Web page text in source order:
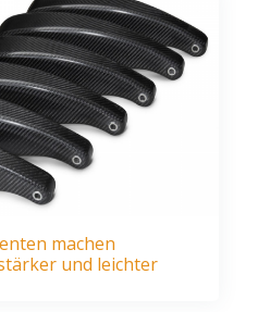
machen
und leichter